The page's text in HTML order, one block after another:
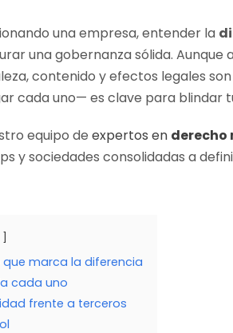
una empresa, entender la
una gobernanza sólida.
contenido y efectos legales
cada uno— es clave para blindar
equipo de expertos en derecho
y sociedades consolidadas a
marca la diferencia
cada uno
frente a terceros